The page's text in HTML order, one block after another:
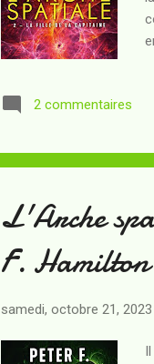
2 commentaires
L'Arche
F. Hamilton
samedi, octobre 21, 2023